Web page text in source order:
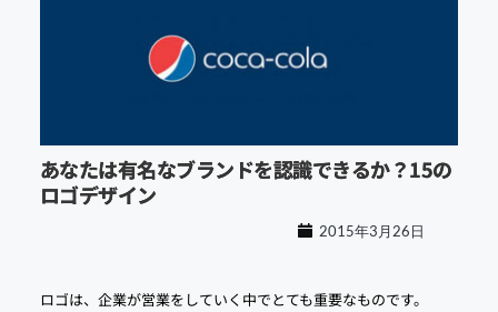
あなたは有名なブランドを認識できるか？15の
ロゴデザイン
2015年3月26日
ロゴは、企業が営業をしていく中でとても重要なものです。